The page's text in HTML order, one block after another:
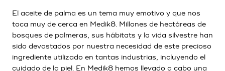
El aceite de palma es un tema muy emotivo y que nos
toca muy de cerca en Medik8. Millones de hectáreas de
bosques de palmeras, sus hábitats y la vida silvestre han
sido devastados por nuestra necesidad de este precioso
ingrediente utilizado en tantas industrias, incluyendo el
cuidado de la piel. En Medik8 hemos llevado a cabo una